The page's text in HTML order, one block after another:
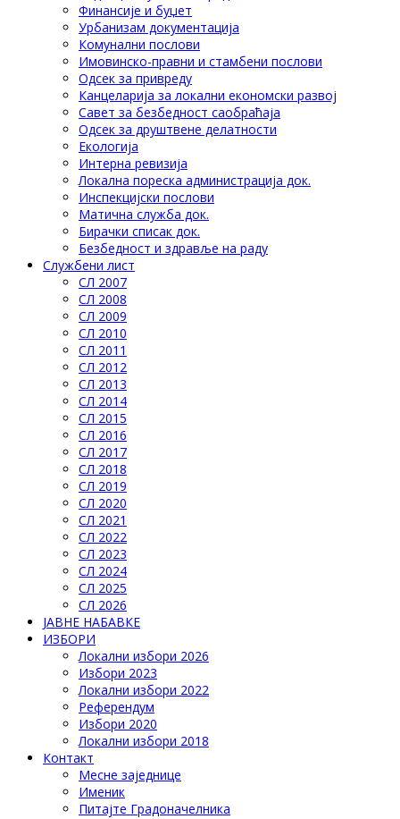
Финансије и буџет
Урбанизам документација
Комунални послови
Имовинско-правни и стамбени послови
Одсек за привреду
Канцеларија за локални економски развој
Савет за безбедност саобраћаја
Одсек за друштвене делатности
Eкологија
Интерна ревизија
Локална пореска администрација док.
Инспекцијски послови
Матична служба док.
Бирачки списак док.
Безбедност и здравље на раду
Службени лист
СЛ 2007
СЛ 2008
СЛ 2009
СЛ 2010
СЛ 2011
СЛ 2012
СЛ 2013
СЛ 2014
СЛ 2015
СЛ 2016
СЛ 2017
СЛ 2018
СЛ 2019
СЛ 2020
СЛ 2021
СЛ 2022
СЛ 2023
СЛ 2024
СЛ 2025
СЛ 2026
ЈАВНЕ НАБАВКЕ
ИЗБОРИ
Локални избори 2026
Избори 2023
Локални избори 2022
Референдум
Избори 2020
Локални избори 2018
Контакт
Месне заједнице
Именик
Питајте Градоначелника